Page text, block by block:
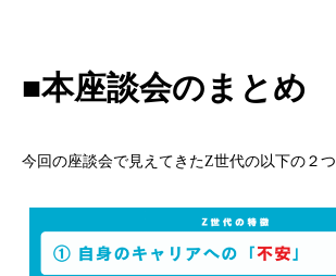
■本座談会のまとめ
今回の座談会で見えてきたZ世代の以下の２